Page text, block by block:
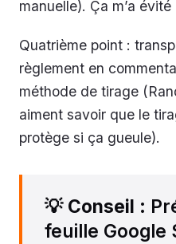
manuelle). Ça m’a
Quatrième point :
règlement en
méthode de tirage
aiment savoir que le
protège si ça gueule).
💡 Conseil :
feuille Google